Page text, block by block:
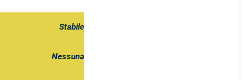
Stabile
Nessuna